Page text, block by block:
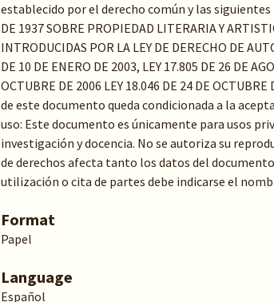
establecido por el derecho común y las siguientes
DE 1937 SOBRE PROPIEDAD LITERARIA Y
INTRODUCIDAS POR LA LEY DE DERECHO DE
DE 10 DE ENERO DE 2003, LEY 17.805 DE 26 DE
OCTUBRE DE 2006 LEY 18.046 DE 24 DE
de este documento queda condicionada a la
uso: Este documento es únicamente para usos
investigación y docencia. No se autoriza su
de derechos afecta tanto los datos del
utilización o cita de partes debe indicarse el
Format
Papel
Language
Español